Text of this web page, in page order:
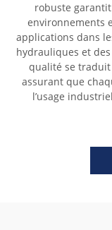
robuste
environnements
applications dans
hydrauliques et
qualité se
assurant que
l’usage